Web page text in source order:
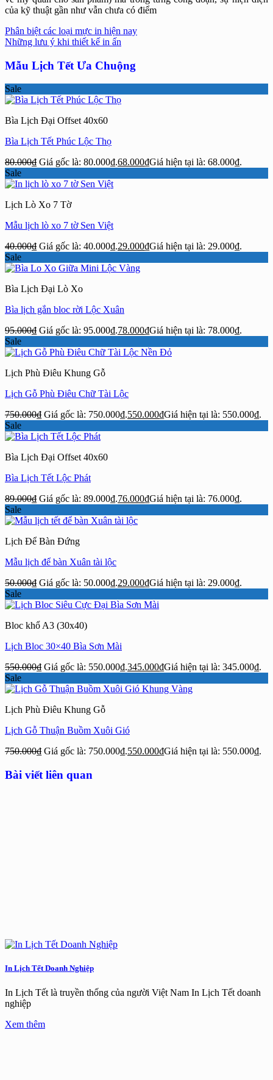
của kỹ thuật gần như vẫn chưa có điểm
Phân biệt các loại mực in hiện nay
Những lưu ý khi thiết kế in ấn
Mẫu Lịch Tết Ưa Chuộng
Sale
Bìa Lịch Đại Offset 40x60
Bìa Lịch Tết Phúc Lộc Thọ
80.000₫ Giá gốc là: 80.000₫.68.000₫Giá hiện tại là: 68.000₫.
Sale
Lịch Lò Xo 7 Tờ
Mẫu lịch lò xo 7 tờ Sen Việt
40.000₫ Giá gốc là: 40.000₫.29.000₫Giá hiện tại là: 29.000₫.
Sale
Bìa Lịch Đại Lò Xo
Bìa lịch gắn bloc rời Lộc Xuân
95.000₫ Giá gốc là: 95.000₫.78.000₫Giá hiện tại là: 78.000₫.
Sale
Lịch Phù Điêu Khung Gỗ
Lịch Gỗ Phù Điêu Chữ Tài Lộc
750.000₫ Giá gốc là: 750.000₫.550.000₫Giá hiện tại là: 550.000₫.
Sale
Bìa Lịch Đại Offset 40x60
Bìa Lịch Tết Lộc Phát
89.000₫ Giá gốc là: 89.000₫.76.000₫Giá hiện tại là: 76.000₫.
Sale
Lịch Để Bàn Đứng
Mẫu lịch để bàn Xuân tài lộc
50.000₫ Giá gốc là: 50.000₫.29.000₫Giá hiện tại là: 29.000₫.
Sale
Bloc khổ A3 (30x40)
Lịch Bloc 30×40 Bìa Sơn Mài
550.000₫ Giá gốc là: 550.000₫.345.000₫Giá hiện tại là: 345.000₫.
Sale
Lịch Phù Điêu Khung Gỗ
Lịch Gỗ Thuận Buồm Xuôi Gió
750.000₫ Giá gốc là: 750.000₫.550.000₫Giá hiện tại là: 550.000₫.
Bài viết liên quan
In Lịch Tết Doanh Nghiệp
In Lịch Tết là truyền thống của người Việt Nam In Lịch Tết doanh
nghiệp
Xem thêm